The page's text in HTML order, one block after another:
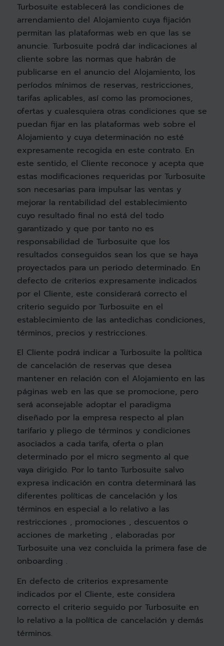
Turbosuite establecerá las condiciones de
arrendamiento del Alojamiento cuya fijación
permitan las plataformas web en que las se
anuncie. Turbosuite podrá dar indicaciones al
cliente sobre las normas que habrán de
publicarse en el anuncio del Alojamiento, los
períodos mínimos de reservas, restricciones,
tarifas aplicables, así como las promociones,
ofertas y cualesquiera otras condiciones que se
puedan fijar en las plataformas web sobre el
Alojamiento y cuya determinación no esté
expresamente recogida en este contrato. En
este sentido, el Cliente reconoce y acepta que
estas modificaciones requeridas por Turbosuite
son necesarias para impulsar las ventas y
mejorar la rentabilidad del establecimiento
cuyo resultado final no está del todo
garantizado y que por tanto no es
responsabilidad de Turbosuite que los
resultados conseguidos sean los que se haya
proyectados para un periodo determinado. En
defecto de criterios expresamente indicados
por el Cliente, este considerará correcto el
criterio seguido por Turbosuite en el
establecimiento de las antedichas condiciones,
términos, precios y restricciones.
El Cliente podrá indicar a Turbosuite la política
de cancelación de reservas que desea
mantener en relación con el Alojamiento en las
páginas web en las que se promocione, pero
será aconsejable adoptar el paradigma
diseñado por la empresa respecto al plan
tarifario y pliego de términos y condiciones
asociados a cada tarifa, oferta o plan
determinado por el micro segmento al que
vaya dirigido. Por lo tanto Turbosuite salvo
expresa indicación en contra determinará las
diferentes políticas de cancelación y los
términos en especial a lo relativo a las
restricciones , promociones , descuentos o
acciones de marketing , elaboradas por
Turbosuite una vez concluida la primera fase de
onboarding .
En defecto de criterios expresamente
indicados por el Cliente, este considera
correcto el criterio seguido por Turbosuite en
lo relativo a la política de cancelación y demás
términos.